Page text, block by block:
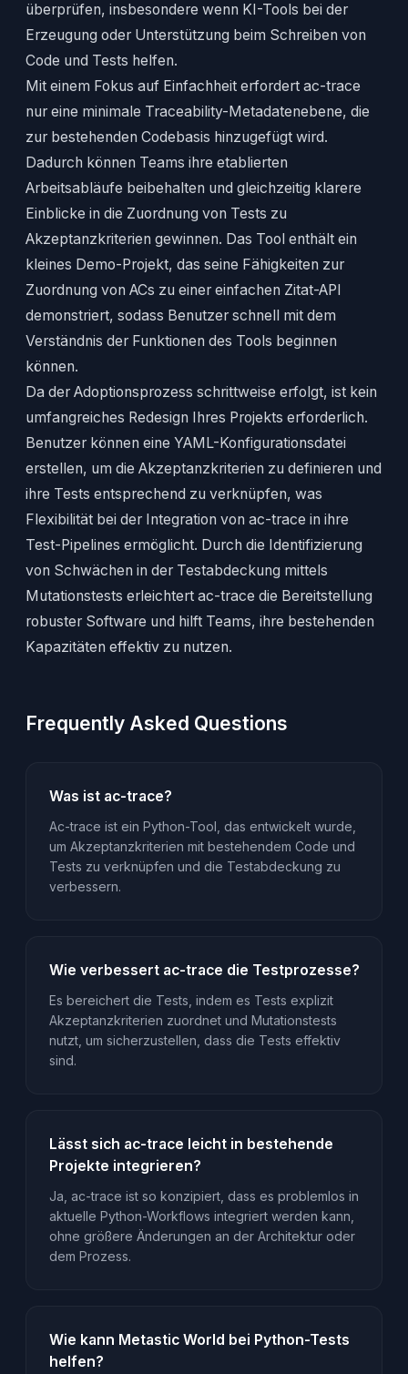
überprüfen, insbesondere wenn KI-Tools bei der
Erzeugung oder Unterstützung beim Schreiben von
Code und Tests helfen.
Mit einem Fokus auf Einfachheit erfordert ac-trace
nur eine minimale Traceability-Metadatenebene, die
zur bestehenden Codebasis hinzugefügt wird.
Dadurch können Teams ihre etablierten
Arbeitsabläufe beibehalten und gleichzeitig klarere
Einblicke in die Zuordnung von Tests zu
Akzeptanzkriterien gewinnen. Das Tool enthält ein
kleines Demo-Projekt, das seine Fähigkeiten zur
Zuordnung von ACs zu einer einfachen Zitat-API
demonstriert, sodass Benutzer schnell mit dem
Verständnis der Funktionen des Tools beginnen
können.
Da der Adoptionsprozess schrittweise erfolgt, ist kein
umfangreiches Redesign Ihres Projekts erforderlich.
Benutzer können eine YAML-Konfigurationsdatei
erstellen, um die Akzeptanzkriterien zu definieren und
ihre Tests entsprechend zu verknüpfen, was
Flexibilität bei der Integration von ac-trace in ihre
Test-Pipelines ermöglicht. Durch die Identifizierung
von Schwächen in der Testabdeckung mittels
Mutationstests erleichtert ac-trace die Bereitstellung
robuster Software und hilft Teams, ihre bestehenden
Kapazitäten effektiv zu nutzen.
Frequently Asked Questions
Was ist ac-trace?
Ac-trace ist ein Python-Tool, das entwickelt wurde,
um Akzeptanzkriterien mit bestehendem Code und
Tests zu verknüpfen und die Testabdeckung zu
verbessern.
Wie verbessert ac-trace die Testprozesse?
Es bereichert die Tests, indem es Tests explizit
Akzeptanzkriterien zuordnet und Mutationstests
nutzt, um sicherzustellen, dass die Tests effektiv
sind.
Lässt sich ac-trace leicht in bestehende
Projekte integrieren?
Ja, ac-trace ist so konzipiert, dass es problemlos in
aktuelle Python-Workflows integriert werden kann,
ohne größere Änderungen an der Architektur oder
dem Prozess.
Wie kann Metastic World bei Python-Tests
helfen?